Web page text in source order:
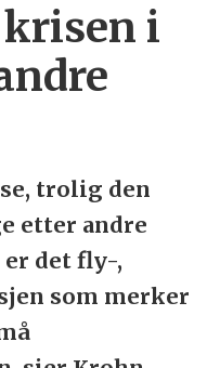
krisen i
trolig den
etter andre
det fly-,
som merker